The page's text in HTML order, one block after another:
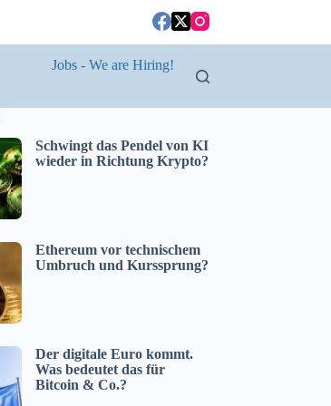
Jobs - We are Hiring!
Schwingt das Pendel von KI
wieder in Richtung Krypto?
Ethereum vor technischem
Umbruch und Kurssprung?
Der digitale Euro kommt.
Was bedeutet das für
Bitcoin & Co.?